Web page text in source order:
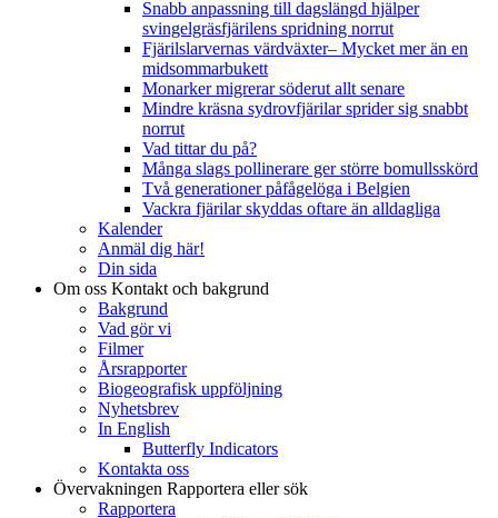
Snabb anpassning till dagslängd hjälper
svingelgräsfjärilens spridning norrut
Fjärilslarvernas värdväxter– Mycket mer än en
midsommarbukett
Monarker migrerar söderut allt senare
Mindre kräsna sydrovfjärilar sprider sig snabbt
norrut
Vad tittar du på?
Många slags pollinerare ger större bomullsskörd
Två generationer påfågelöga i Belgien
Vackra fjärilar skyddas oftare än alldagliga
Kalender
Anmäl dig här!
Din sida
Om oss Kontakt och bakgrund
Bakgrund
Vad gör vi
Filmer
Årsrapporter
Biogeografisk uppföljning
Nyhetsbrev
In English
Butterfly Indicators
Kontakta oss
Övervakningen Rapportera eller sök
Rapportera